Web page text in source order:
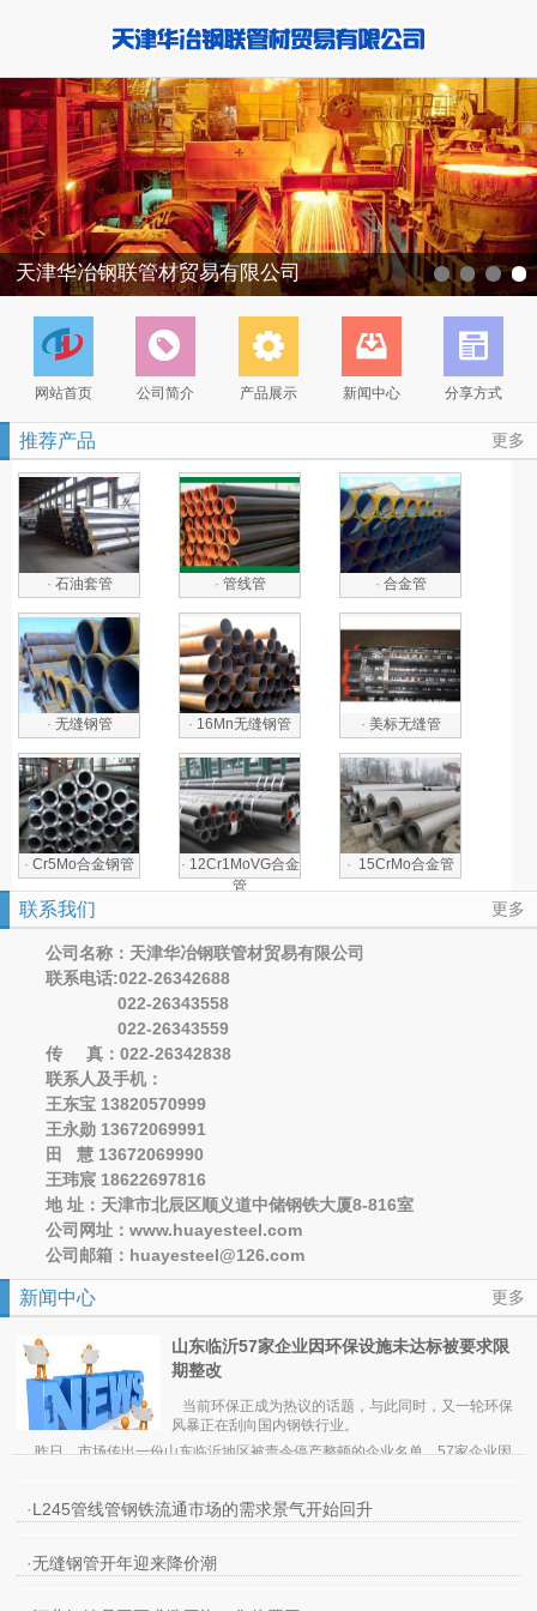
天津华冶钢联管材贸易有限公司
网站首页 公司简介 产品展示 新闻中心 分享方式
更多
推荐产品
· 石油套管 · 管线管 · 合金管
· 无缝钢管 · 16Mn无缝钢管 · 美标无缝管
· Cr5Mo合金钢管 · 12Cr1MoVG合金
管
· 15CrMo合金管
更多
联系我们
公司名称：天津华冶钢联管材贸易有限公司
联系电话:022-26342688
022-26343558
022-26343559
传 真：022-26342838
联系人及手机：
王东宝 13820570999
王永勋 13672069991
田 慧 13672069990
王玮宸 18622697816
地 址：天津市北辰区顺义道中储钢铁大厦8-816室
公司网址：www.huayesteel.com
公司邮箱：huayesteel@126.com
更多
新闻中心
山东临沂57家企业因环保设施未达标被要求限
期整改
当前环保正成为热议的话题，与此同时，又一轮环保
风暴正在刮向国内钢铁行业。
昨日，市场传出一份山东临沂地区被责令停产整顿的企业名单，57家企业因
值得一提的是，在被勒令停产整改的企业中，钢铁行业成为重灾区。其中，包
括临沂江鑫钢铁有限公司、临沂三德特钢有限公司、临沂宇光钢铁有限公司、山
威集团有限公司等钢厂都被要求停产。
业一律要紧急关停，无论环保是否达标，同时还涉及铁合金、焦化、化工、水泥
等企业。
与临沂市市长此前被环保部约谈有较大关系。因一些企业违法排污的行为屡禁不
·L245管线管钢铁流通市场的需求景气开始回升
·无缝钢管开年迎来降价潮